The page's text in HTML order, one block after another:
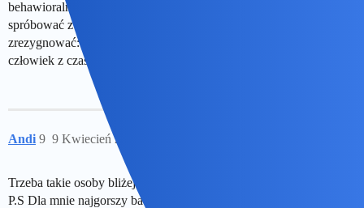
behawioralną przez Skype? Jest też druga opcja: po prostu
spróbować związku. Jak się okaże że to nie to zwyczajnie
zrezygnować: w tej materii także ćwiczenie czyni mistrza i
człowiek z czasem już wie czego chce.
Andi 9 Kwiecień 2020 18:11
9
Trzeba takie osoby bliżej poznać. Czemu gracz gorszy?
P.S Dla mnie najgorszy babiarz jednak.